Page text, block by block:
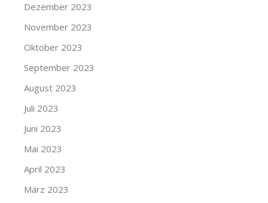
Dezember 2023
November 2023
Oktober 2023
September 2023
August 2023
Juli 2023
Juni 2023
Mai 2023
April 2023
März 2023